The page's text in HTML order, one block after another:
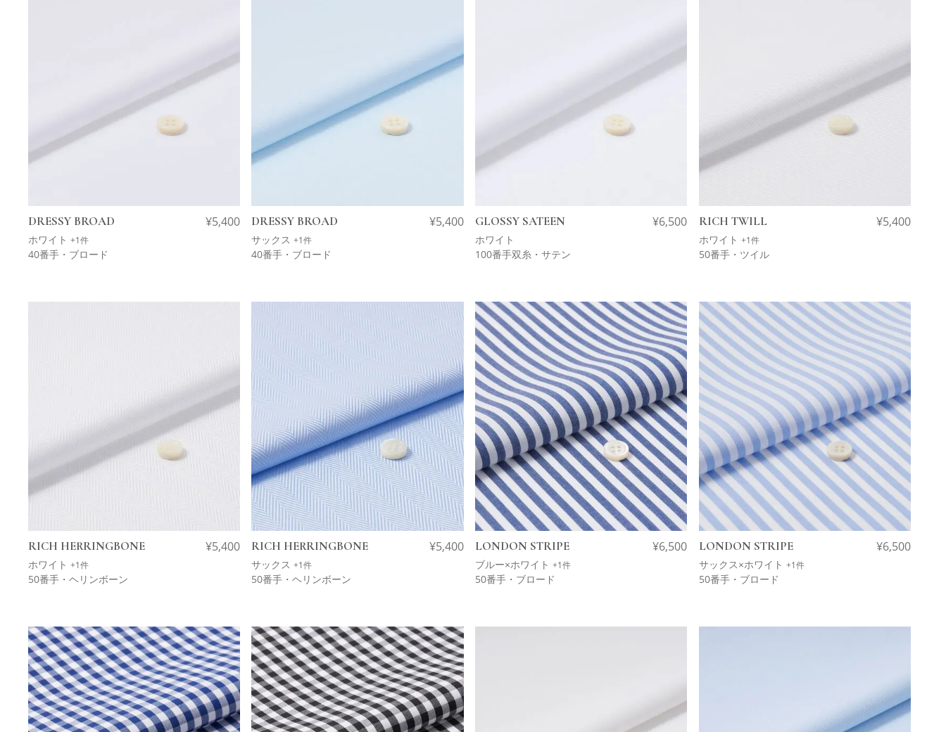
DRESSY BROAD
ホワイト +1件
¥5,400
40番手・ブロード
DRESSY BROAD
サックス+1件
¥5,400
40番手・ブロード
GLOSSY SATEEN
ホワイト
¥6,500
100番手双糸・サテン
RICH TWILL
ホワイト +1件
¥5,400
50番手・ツイル
RICH HERRINGBONE
ホワイト +1件
¥5,400
50番手・ヘリンボーン
RICH HERRINGBONE
サックス+1件
¥5,400
50番手・ヘリンボーン
LONDON STRIPE
ブルー×ホワイト +1件
¥6,500
50番手・ブロード
LONDON STRIPE
サックス×ホワイト +1件
¥6,500
50番手・ブロード